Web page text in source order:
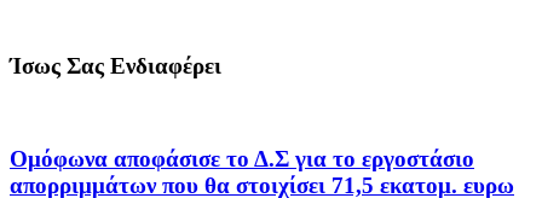
Ίσως Σας Ενδιαφέρει
Ομόφωνα αποφάσισε το Δ.Σ για το εργοστάσιο
απορριμμάτων που θα στοιχίσει 71,5 εκατομ. ευρω